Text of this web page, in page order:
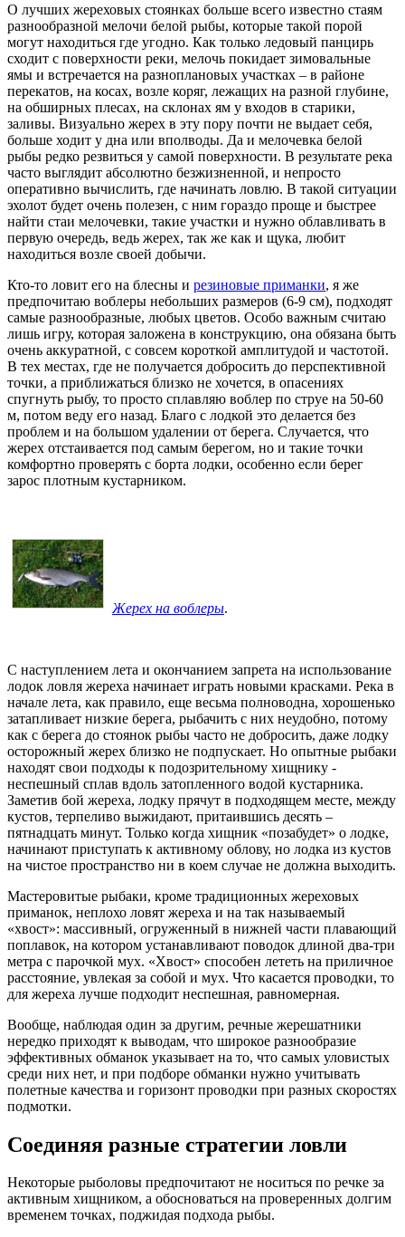
О лучших жереховых стоянках больше всего известно стаям
разнообразной мелочи белой рыбы, которые такой порой
могут находиться где угодно. Как только ледовый панцирь
сходит с поверхности реки, мелочь покидает зимовальные
ямы и встречается на разноплановых участках – в районе
перекатов, на косах, возле коряг, лежащих на разной глубине,
на обширных плесах, на склонах ям у входов в старики,
заливы. Визуально жерех в эту пору почти не выдает себя,
больше ходит у дна или вполводы. Да и мелочевка белой
рыбы редко резвиться у самой поверхности. В результате река
часто выглядит абсолютно безжизненной, и непросто
оперативно вычислить, где начинать ловлю. В такой ситуации
эхолот будет очень полезен, с ним гораздо проще и быстрее
найти стаи мелочевки, такие участки и нужно облавливать в
первую очередь, ведь жерех, так же как и щука, любит
находиться возле своей добычи.
Кто-то ловит его на блесны и резиновые приманки, я же
предпочитаю воблеры небольших размеров (6-9 см), подходят
самые разнообразные, любых цветов. Особо важным считаю
лишь игру, которая заложена в конструкцию, она обязана быть
очень аккуратной, с совсем короткой амплитудой и частотой.
В тех местах, где не получается добросить до перспективной
точки, а приближаться близко не хочется, в опасениях
спугнуть рыбу, то просто сплавляю воблер по струе на 50-60
м, потом веду его назад. Благо с лодкой это делается без
проблем и на большом удалении от берега. Случается, что
жерех отстаивается под самым берегом, но и такие точки
комфортно проверять с борта лодки, особенно если берег
зарос плотным кустарником.
Жерех на воблеры.
С наступлением лета и окончанием запрета на использование
лодок ловля жереха начинает играть новыми красками. Река в
начале лета, как правило, еще весьма полноводна, хорошенько
затапливает низкие берега, рыбачить с них неудобно, потому
как с берега до стоянок рыбы часто не добросить, даже лодку
осторожный жерех близко не подпускает. Но опытные рыбаки
находят свои подходы к подозрительному хищнику -
неспешный сплав вдоль затопленного водой кустарника.
Заметив бой жереха, лодку прячут в подходящем месте, между
кустов, терпеливо выжидают, притаившись десять –
пятнадцать минут. Только когда хищник «позабудет» о лодке,
начинают приступать к активному облову, но лодка из кустов
на чистое пространство ни в коем случае не должна выходить.
Мастеровитые рыбаки, кроме традиционных жереховых
приманок, неплохо ловят жереха и на так называемый
«хвост»: массивный, огруженный в нижней части плавающий
поплавок, на котором устанавливают поводок длиной два-три
метра с парочкой мух. «Хвост» способен лететь на приличное
расстояние, увлекая за собой и мух. Что касается проводки, то
для жереха лучше подходит неспешная, равномерная.
Вообще, наблюдая один за другим, речные жерешатники
нередко приходят к выводам, что широкое разнообразие
эффективных обманок указывает на то, что самых уловистых
среди них нет, и при подборе обманки нужно учитывать
полетные качества и горизонт проводки при разных скоростях
подмотки.
Соединяя разные стратегии ловли
Некоторые рыболовы предпочитают не носиться по речке за
активным хищником, а обосноваться на проверенных долгим
временем точках, поджидая подхода рыбы.